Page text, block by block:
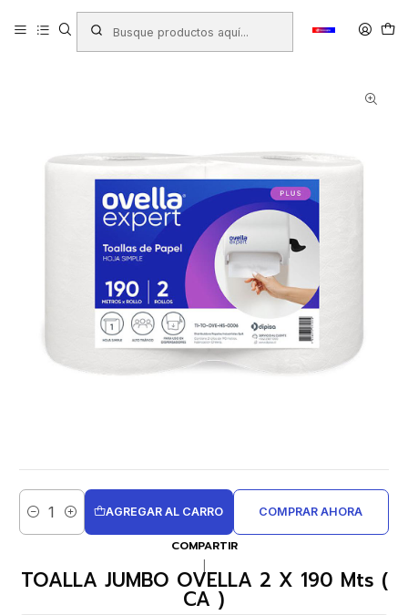
Productos ASEO INDUSTRIAL Higienicos y Toallas
TOALLA JUMBO OVELLA 2 X 190 Mts ( CA )
Cantidad
AGREGAR AL CARRO COMPRAR AHORA
COMPARTIR
TOALLA JUMBO OVELLA 2 X 190 Mts (
CA )